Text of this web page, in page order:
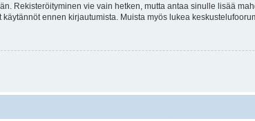
Rekisteröityminen vie vain hetken, mutta antaa sinulle lisää
ennen kirjautumista. Muista myös lukea